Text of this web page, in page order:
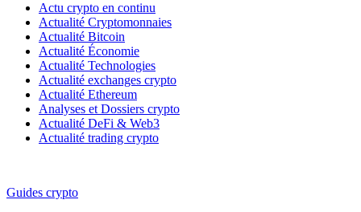
Actu crypto en continu
Actualité Cryptomonnaies
Actualité Bitcoin
Actualité Économie
Actualité Technologies
Actualité exchanges crypto
Actualité Ethereum
Analyses et Dossiers crypto
Actualité DeFi & Web3
Actualité trading crypto
Guides crypto